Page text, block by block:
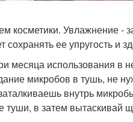
косметики. Увлажнение -
ее упругость и
месяца использования в
микробов в тушь, не
внутрь
в затем вытаскивай